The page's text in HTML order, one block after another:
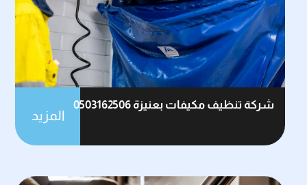
شركة تنظيف مكيفات بعنيزة 0503162506
المزيد